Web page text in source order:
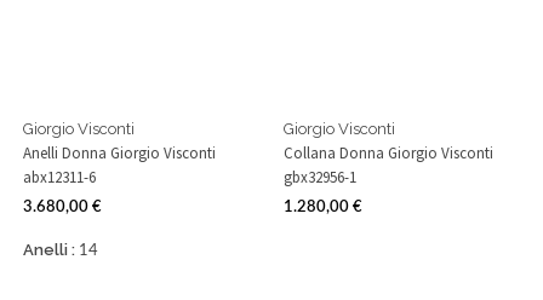
Giorgio Visconti
Anelli Donna Giorgio Visconti
abx12311-6
Prezzo
3.680,00 €
Anelli : 14
Giorgio Visconti
Collana Donna Giorgio Visconti
gbx32956-1
Prezzo
1.280,00 €